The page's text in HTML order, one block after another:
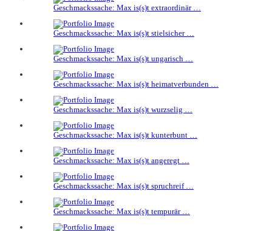
Geschmackssache: Max is(s)t extraordinär …
Geschmackssache: Max is(s)t stielsicher …
Geschmackssache: Max is(s)t ungarisch …
Geschmackssache: Max is(s)t heimatverbunden …
Geschmackssache: Max is(s)t wurzselig …
Geschmackssache: Max is(s)t kunterbunt …
Geschmackssache: Max is(s)t angeregt …
Geschmackssache: Max is(s)t spruchreif …
Geschmackssache: Max is(s)t tempurär …